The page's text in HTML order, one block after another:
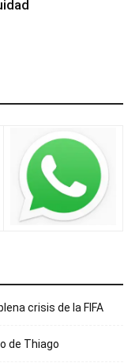
crisis de la FIFA
de Thiago